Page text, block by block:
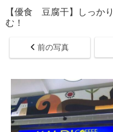
【優食 豆腐干】しっか
む！
前の写真